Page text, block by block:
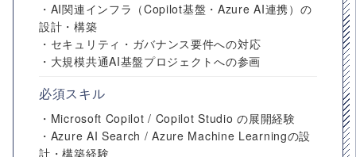
・AI関連インフラ（Copilot基盤・Azure AI連携）の
設計・構築
・セキュリティ・ガバナンス要件への対応
・大規模共通AI基盤プロジェクトへの参画
必須スキル
・Microsoft Copilot / Copilot Studio の展開経験
・Azure AI Search / Azure Machine Learningの設
計・構築経験